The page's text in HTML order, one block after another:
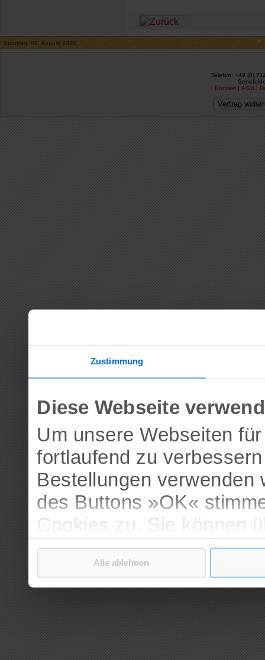
Zustimmung
Diese Webseite
Um unsere Webseiten
fortlaufend zu
Bestellungen
des Buttons »OK«
Cookies zu. Sie können
verschiedenen Cookies
bestätigen.
Weitere Informationen
Alle ablehnen
Sonntag, 09. August 2026
Telefon: +49 (0)
Kontakt | AGB |
Vertrag